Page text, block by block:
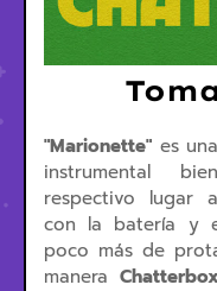
"Marionette" es
instrumental
respectivo lugar
con la batería y
poco más de
manera